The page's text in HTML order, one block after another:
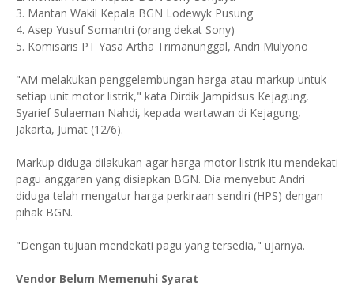
3. Mantan Wakil Kepala BGN Lodewyk Pusung
4. Asep Yusuf Somantri (orang dekat Sony)
5. Komisaris PT Yasa Artha Trimanunggal, Andri Mulyono
"AM melakukan penggelembungan harga atau markup untuk
setiap unit motor listrik," kata Dirdik Jampidsus Kejagung,
Syarief Sulaeman Nahdi, kepada wartawan di Kejagung,
Jakarta, Jumat (12/6).
Markup diduga dilakukan agar harga motor listrik itu mendekati
pagu anggaran yang disiapkan BGN. Dia menyebut Andri
diduga telah mengatur harga perkiraan sendiri (HPS) dengan
pihak BGN.
"Dengan tujuan mendekati pagu yang tersedia," ujarnya.
Vendor Belum Memenuhi Syarat